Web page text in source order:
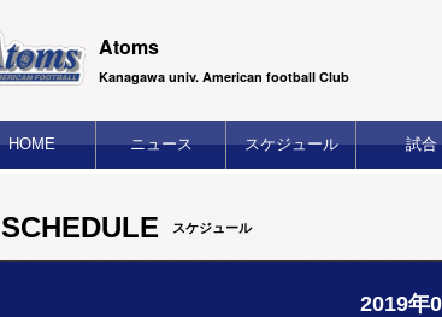
Atoms
Kanagawa univ. American football Club
HOME ニュース スケジュール 試合
SCHEDULE スケジュール
2019年